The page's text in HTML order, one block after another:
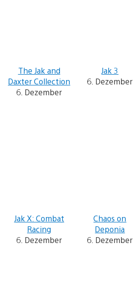
The Jak and
Daxter Collection
6. Dezember
Jak 3
6. Dezember
Jak X: Combat
Racing
6. Dezember
Chaos on
Deponia
6. Dezember